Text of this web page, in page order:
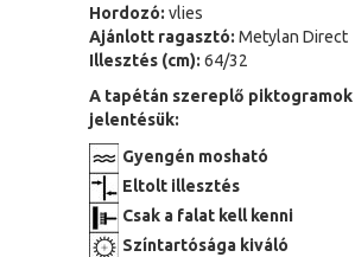
Hordozó: vlies
Ajánlott ragasztó: Metylan Direct
Illesztés (cm): 64/32
A tapétán szereplő piktogramok
jelentésük:
Gyengén mosható
Eltolt illesztés
Csak a falat kell kenni
Színtartósága kiváló